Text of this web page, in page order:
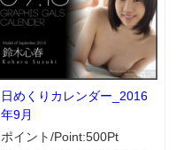
日めくりカレンダー_2016
年9月
ポイント/Point:500Pt